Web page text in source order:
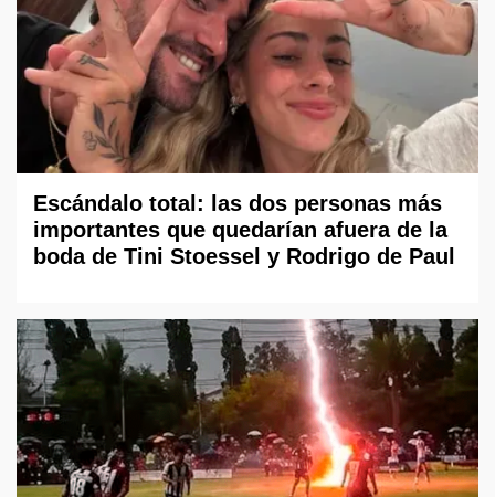
Escándalo total: las dos personas más
importantes que quedarían afuera de la
boda de Tini Stoessel y Rodrigo de Paul